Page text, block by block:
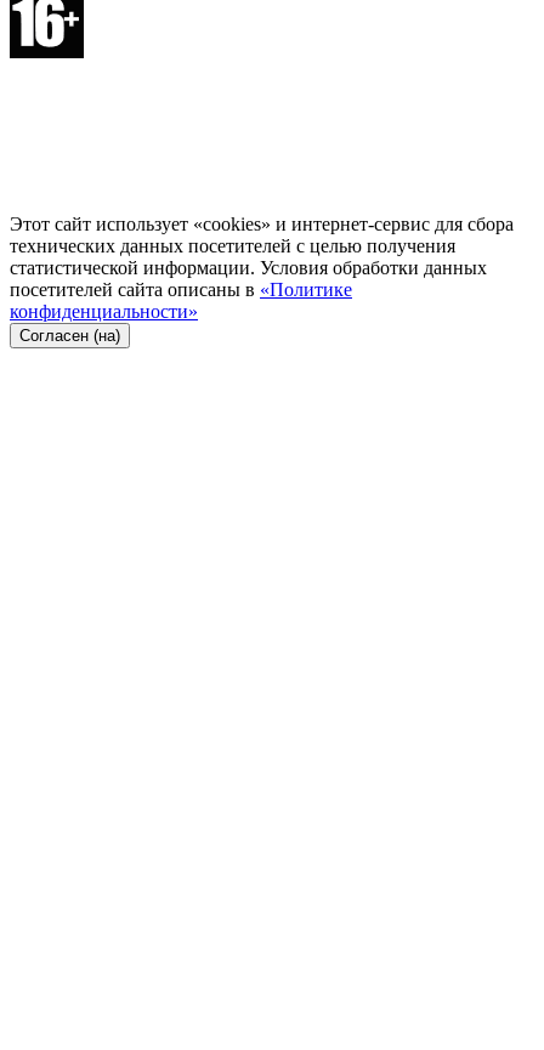
Этот сайт использует «cookies» и интернет-сервис для сбора
технических данных посетителей с целью получения
статистической информации. Условия обработки данных
посетителей сайта описаны в «Политике
конфиденциальности»
Согласен (на)